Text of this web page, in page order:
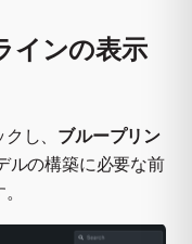
インの表示
し、 ブループリン
ルの構築に必要な前